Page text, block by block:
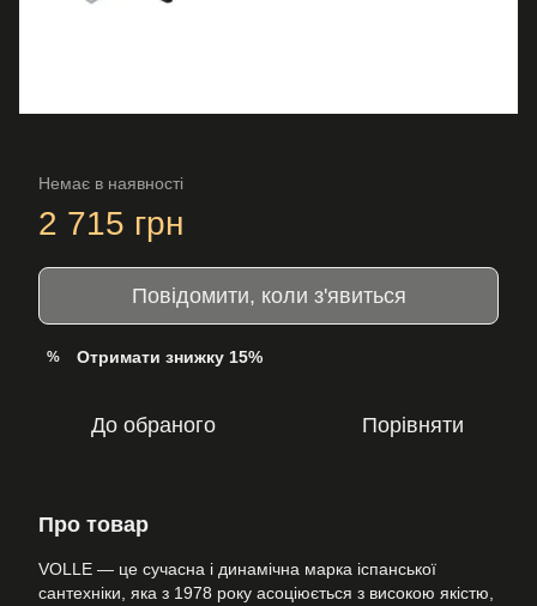
Немає в наявності
2 715 грн
Повідомити, коли з'явиться
% Отримати знижку 15%
До обраного Порівняти
Про товар
VOLLE — це сучасна і динамічна марка іспанської
сантехніки, яка з 1978 року асоціюється з високою якістю,